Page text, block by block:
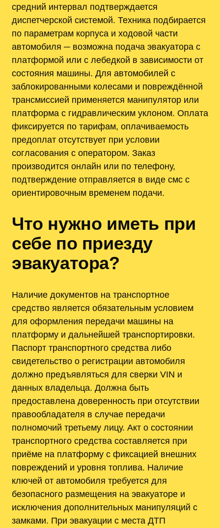
средний интервал подтверждается
диспетчерской системой. Техника подбирается
по параметрам корпуса и ходовой части
автомобиля ─ возможна подача эвакуатора с
платформой или с лебедкой в зависимости от
состояния машины. Для автомобилей с
заблокированными колесами и повреждённой
трансмиссией применяется манипулятор или
платформа с гидравлическим уклоном. Оплата
фиксируется по тарифам, оплачиваемость
предоплат отсутствует при условии
согласования с оператором. Заказ
производится онлайн или по телефону,
подтверждение отправляется в виде смс с
ориентировочным временем подачи.
Что нужно иметь при
себе по приезду
эвакуатора?
Наличие документов на транспортное
средство является обязательным условием
для оформления передачи машины на
платформу и дальнейшей транспортировки.
Паспорт транспортного средства либо
свидетельство о регистрации автомобиля
должно предъявляться для сверки VIN и
данных владельца. Должна быть
предоставлена доверенность при отсутствии
правообладателя в случае передачи
полномочий третьему лицу. Акт о состоянии
транспортного средства составляется при
приёме на платформу с фиксацией внешних
повреждений и уровня топлива. Наличие
ключей от автомобиля требуется для
безопасного размещения на эвакуаторе и
исключения дополнительных манипуляций с
замками. При эвакуации с места ДТП